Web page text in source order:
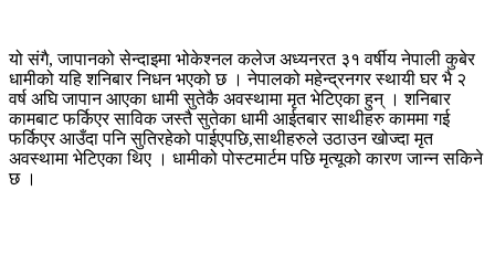
यो संगै, जापानको सेन्दाइमा भोकेश्नल कलेज अध्यनरत ३१ वर्षीय नेपाली कुबेर
धामीको यहि शनिबार निधन भएको छ । नेपालको महेन्द्रनगर स्थायी घर भै २
वर्ष अघि जापान आएका धामी सुतेकै अवस्थामा मृत भेटिएका हुन् । शनिबार
कामबाट फर्किएर साविक जस्तै सुतेका धामी आईतबार साथीहरु काममा गई
फर्किएर आउँदा पनि सुतिरहेको पाईएपछि,साथीहरुले उठाउन खोज्दा मृत
अवस्थामा भेटिएका थिए । धामीको पोस्टमार्टम पछि मृत्यूको कारण जान्न सकिने
छ ।